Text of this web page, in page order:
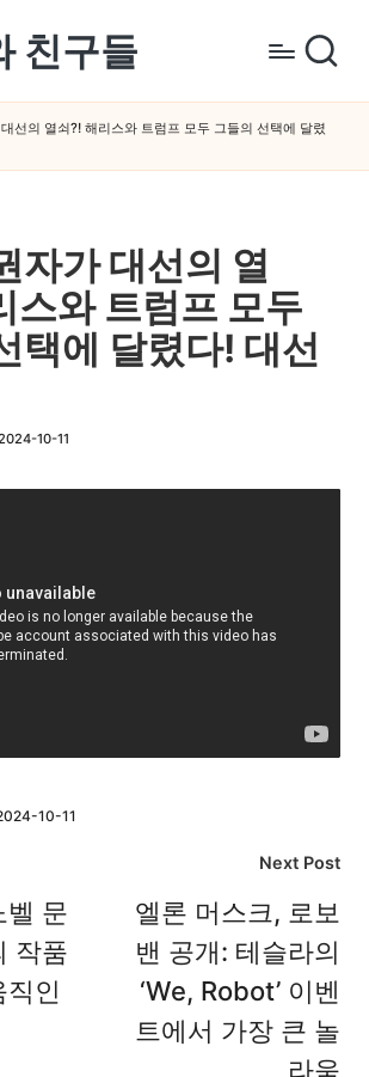
친구들
선의 열쇠?! 해리스와 트럼프 모두 그들의 선택에 달렸
자가 대선의 열
스와 트럼프 모두
택에 달렸다! 대선
10-11
10-11
벨 문
작품
직인
Next Post
엘론 머스크, 로보
밴 공개: 테슬라의
‘We, Robot’ 이벤
트에서 가장 큰 놀
라움